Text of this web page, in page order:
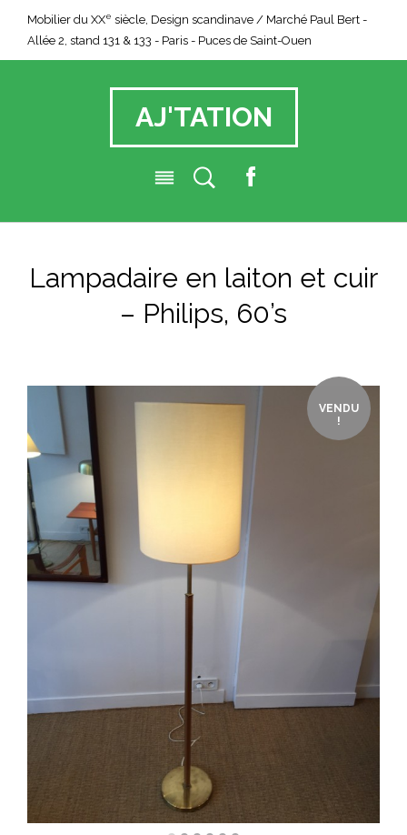
Mobilier du XXe siècle, Design scandinave / Marché Paul Bert -
Allée 2, stand 131 & 133 - Paris - Puces de Saint-Ouen
AJ'TATION
a
e
b
o
o
Lampadaire en laiton et cuir
– Philips, 60’s
VENDU
!